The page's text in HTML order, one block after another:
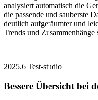
analysiert automatisch die
die passende und sauberste
deutlich aufgeräumter und
Trends und Zusammenhänge
2025.6 Test-studio
Bessere Übersicht bei